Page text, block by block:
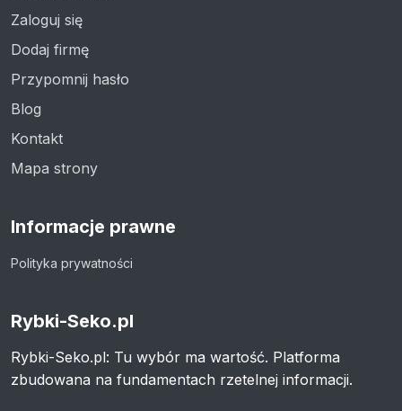
Zaloguj się
Dodaj firmę
Przypomnij hasło
Blog
Kontakt
Mapa strony
Informacje prawne
Polityka prywatności
Rybki-Seko.pl
Rybki-Seko.pl: Tu wybór ma wartość. Platforma
zbudowana na fundamentach rzetelnej informacji.